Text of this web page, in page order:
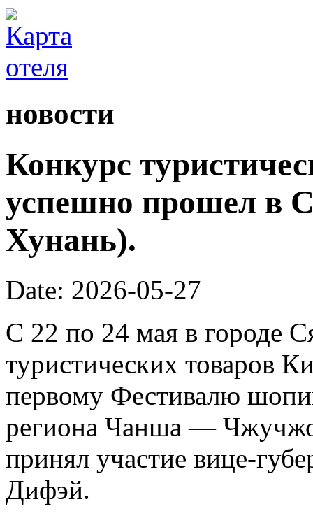
новости
Конкурс
успешно прошел в
Хунань).
Date: 2026-05-27
С 22 по 24 мая в городе
туристических товаров
первому Фестивалю
региона Чанша —
принял участие вице-
Дифэй.